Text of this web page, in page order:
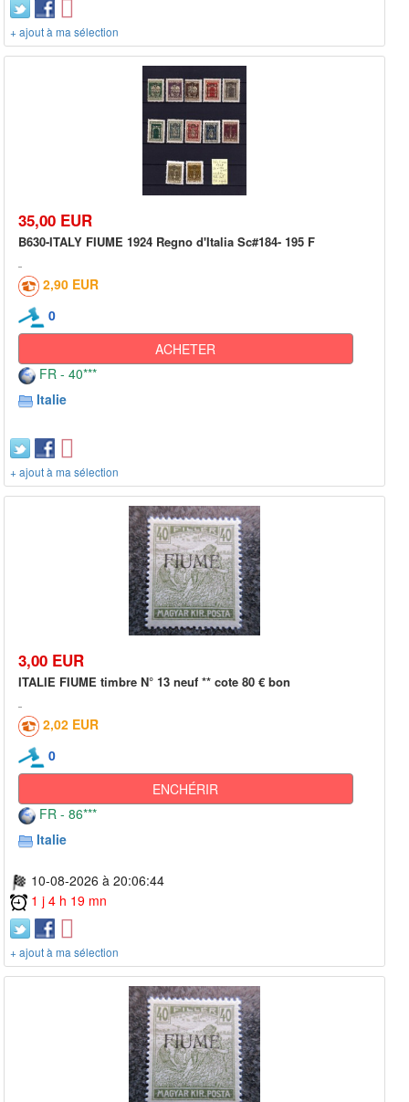
+ ajout à ma sélection
35,00 EUR
B630-ITALY FIUME 1924 Regno d'Italia Sc#184- 195 F
2,90 EUR
0
ACHETER
FR - 40***
Italie
+ ajout à ma sélection
3,00 EUR
ITALIE FIUME timbre N° 13 neuf ** cote 80 € bon
2,02 EUR
0
ENCHÉRIR
FR - 86***
Italie
10-08-2026 à 20:06:44
1 j 4 h 19 mn
+ ajout à ma sélection